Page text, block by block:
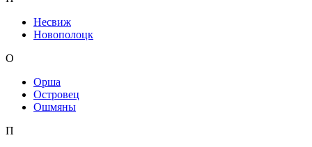
Несвиж
Новополоцк
О
Орша
Островец
Ошмяны
П